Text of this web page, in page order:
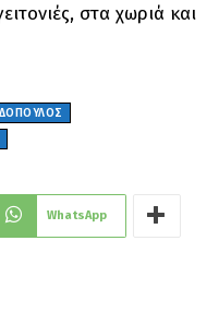
στα χωριά και
WhatsApp